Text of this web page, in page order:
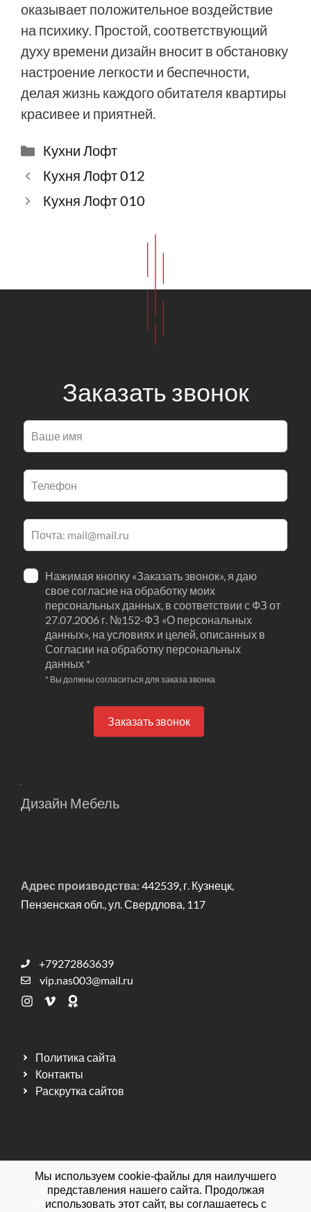
оказывает положительное воздействие
на психику. Простой, соответствующий
духу времени дизайн вносит в обстановку
настроение легкости и беспечности,
делая жизнь каждого обитателя квартиры
красивее и приятней.
Рубрики
Кухни Лофт
Кухня Лофт 012
Кухня Лофт 010
Заказать звонок
Оставьте
это
поле
пустым
Нажимая кнопку «Заказать звонок», я даю
свое согласие на обработку моих
персональных данных, в соответствии с ФЗ от
27.07.2006 г. №152-ФЗ «О персональных
данных», на условиях и целей, описанных в
Согласии на обработку персональных
данных *
* Вы должны согласиться для заказа звонка
Заказать звонок
Дизайн Мебель
Адрес производства:442539, г. Кузнецк,
Пензенская обл., ул. Свердлова, 117
+79272863639
vip.nas003@mail.ru
Политика сайта
Контакты
Раскрутка сайтов
© 2026 Мебельная фабрика ДИЗАЙН МЕБЕЛЬ.
Официальный сайт.
Мы используем cookie-файлы для наилучшего
представления нашего сайта. Продолжая
использовать этот сайт, вы соглашаетесь с